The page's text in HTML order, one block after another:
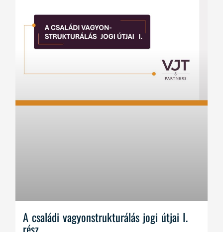
A családi vagyonstrukturálás jogi útjai I.